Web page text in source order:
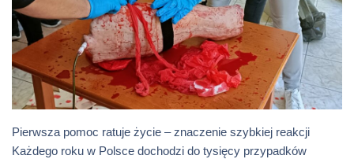
Pierwsza pomoc ratuje życie – znaczenie szybkiej reakcji
Każdego roku w Polsce dochodzi do tysięcy przypadków